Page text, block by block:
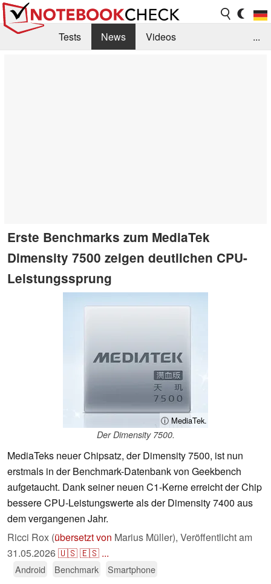
Tests News
Videos
...
Erste Benchmarks zum MediaTek
Dimensity 7500 zeigen deutlichen CPU-
Leistungssprung
ⓘ MediaTek.
Der Dimensity 7500.
MediaTeks neuer Chipsatz, der Dimensity 7500, ist nun
erstmals in der Benchmark-Datenbank von Geekbench
aufgetaucht. Dank seiner neuen C1-Kerne erreicht der Chip
bessere CPU-Leistungswerte als der Dimensity 7400 aus
dem vergangenen Jahr.
Ricci Rox (übersetzt von Marius Müller), Veröffentlicht am
31.05.2026🇺🇸🇪🇸 ...
Android Benchmark Smartphone